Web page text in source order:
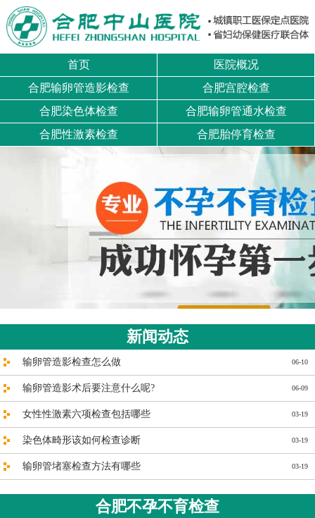
首页
医院概况
合肥输卵管造影检查
合肥宫腔检查
合肥染色体检查
合肥输卵管通水检查
合肥性激素检查
合肥胎停育检查
新闻动态
06-10
输卵管造影检查怎么做
06-09
输卵管造影术后要注意什么呢?
03-19
女性性激素六项检查包括哪些
03-19
染色体畸形该如何检查诊断
03-19
输卵管堵塞检查方法有哪些
合肥不孕不育检查